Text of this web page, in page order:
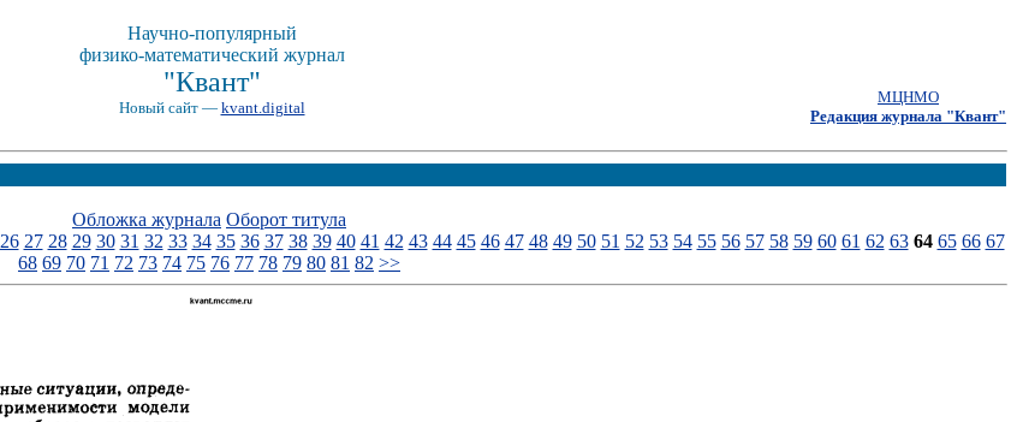
Научно-популярный
физико-математический журнал
"Квант"
Новый сайт — kvant.digital
МЦНМО
Редакция журнала "Квант"
Обложка журнала Оборот титула
26 27 28 29 30 31 32 33 34 35 36 37 38 39 40 41 42 43 44 45 46 47 48 49 50 51 52 53 54 55 56 57 58 59 60 61 62 63 64 65 66 67
68 69 70 71 72 73 74 75 76 77 78 79 80 81 82 >>